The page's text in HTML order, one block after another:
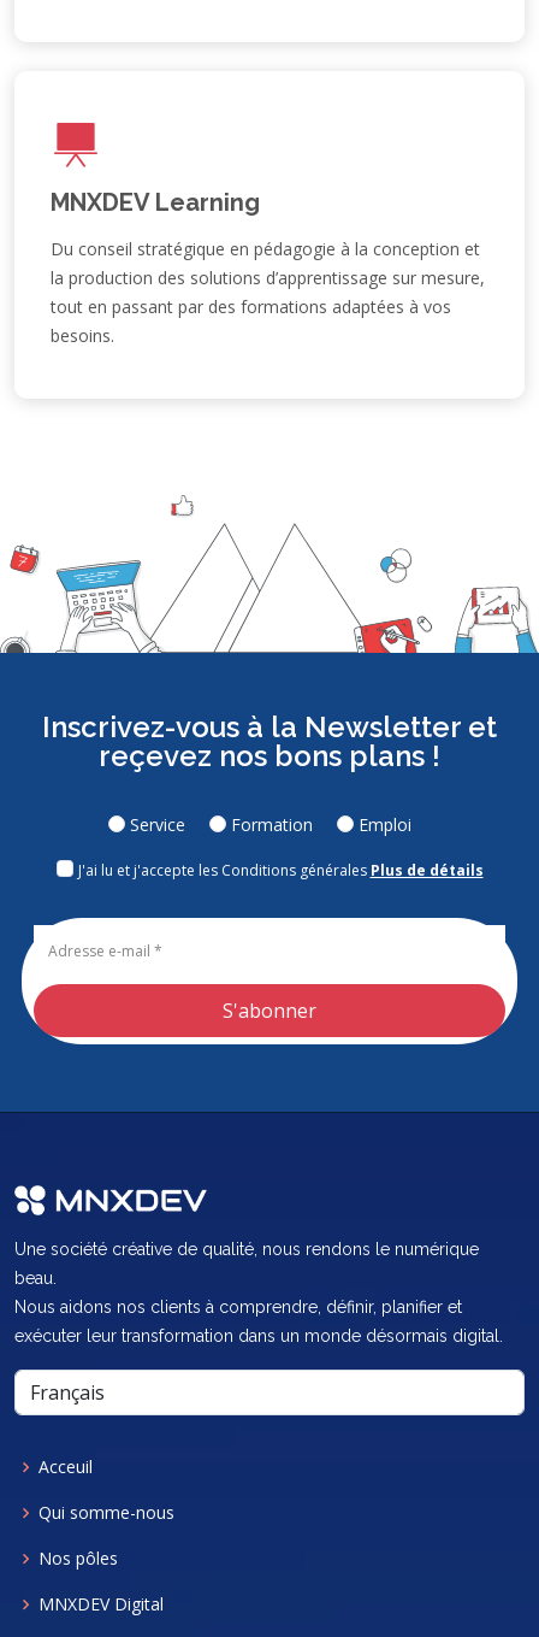
MNXDEV Learning
Du conseil stratégique en pédagogie à la conception et
la production des solutions d’apprentissage sur mesure,
tout en passant par des formations adaptées à vos
besoins.
Inscrivez-vous à la Newsletter et
reçevez nos bons plans !
Service Formation Emploi
J'ai lu et j'accepte les Conditions générales Plus de détails
Une société créative de qualité, nous rendons le numérique
beau.
Nous aidons nos clients à comprendre, définir, planifier et
exécuter leur transformation dans un monde désormais digital.
Acceuil
Qui somme-nous
Nos pôles
MNXDEV Digital